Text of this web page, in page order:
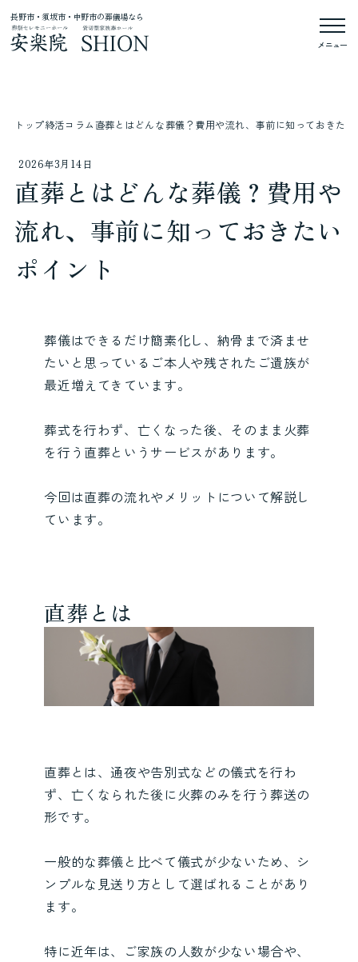
長野市・須坂市・中野市の葬儀場なら
メニュー
トップ終活コラム 直葬とはどんな葬儀？費用や流れ、事前に知っておきた
2026年3月14日
直葬とはどんな葬儀？費用や
流れ、事前に知っておきたい
ポイント
葬儀はできるだけ簡素化し、納骨まで済ませ
たいと思っているご本人や残されたご遺族が
最近増えてきています。
葬式を行わず、亡くなった後、そのまま火葬
を行う直葬というサービスがあります。
今回は直葬の流れやメリットについて解説し
ています。
直葬とは
直葬とは、通夜や告別式などの儀式を行わ
ず、亡くなられた後に火葬のみを行う葬送の
形です。
一般的な葬儀と比べて儀式が少ないため、シ
ンプルな見送り方として選ばれることがあり
ます。
特に近年は、ご家族の人数が少ない場合や、